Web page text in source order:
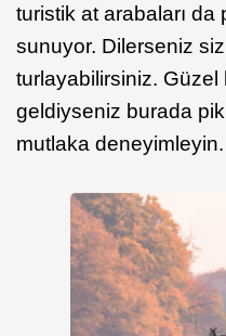
turistik at arabaları
sunuyor. Dilerseniz
turlayabilirsiniz.
geldiyseniz burada
mutlaka deneyimleyin.